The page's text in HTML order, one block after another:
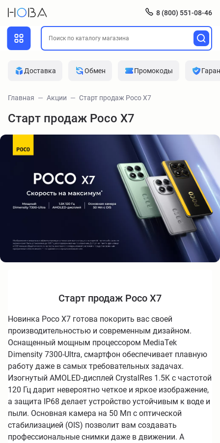
8 (800) 551-08-46
Доставка Обмен Промокоды
Главная Акции Старт продаж Poco X7
Старт продаж Poco X7
Старт продаж Poco X7
Новинка Poco X7 готова покорить вас своей
производительностью и современным дизайном.
Оснащенный мощным процессором MediaTek
Dimensity 7300-Ultra, смартфон обеспечивает плавную
работу даже в самых требовательных задачах.
Изогнутый AMOLED-дисплей CrystalRes 1.5K с частотой
120 Гц дарит невероятно четкое и яркое изображение,
а защита IP68 делает устройство устойчивым к воде и
пыли. Основная камера на 50 Мп с оптической
стабилизацией (OIS) позволит вам создавать
профессиональные снимки даже в движении. А